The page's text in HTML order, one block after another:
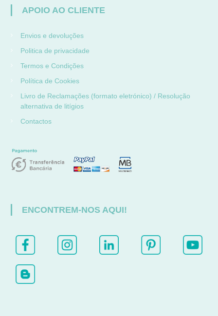
APOIO AO CLIENTE
Envios e devoluções
Politica de privacidade
Termos e Condições
Política de Cookies
Livro de Reclamações (formato eletrónico) / Resolução
alternativa de litígios
Contactos
ENCONTREM-NOS AQUI!